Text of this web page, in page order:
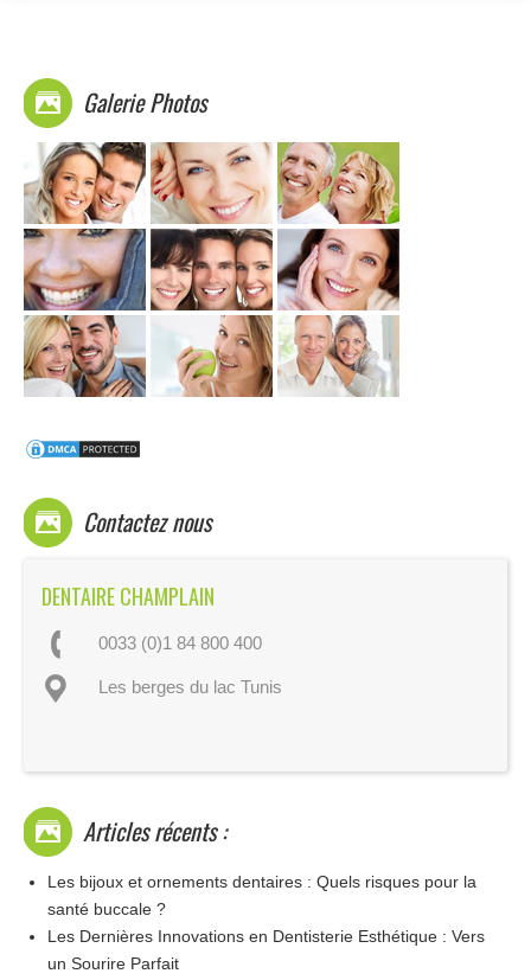
Galerie Photos
Contactez nous
DENTAIRE CHAMPLAIN
0033 (0)1 84 800 400
Les berges du lac Tunis
Articles récents :
Les bijoux et ornements dentaires : Quels risques pour la
santé buccale ?
Les Dernières Innovations en Dentisterie Esthétique : Vers
un Sourire Parfait